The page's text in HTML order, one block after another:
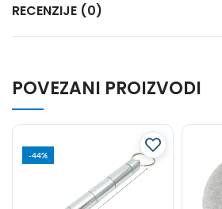
RECENZIJE (0)
POVEZANI PROIZVODI
-44%